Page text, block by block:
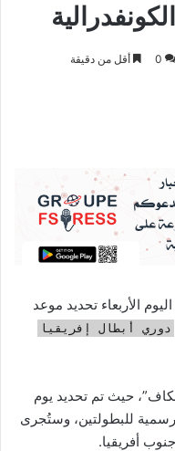
0 أقل من دقيقة
اليوم الأربعاء تحديد موعد
دوري أبطال إفريقيا
حيث تم تحديد يوم
الرسمية للبطولتين، وستُجرى
أفريقيا.